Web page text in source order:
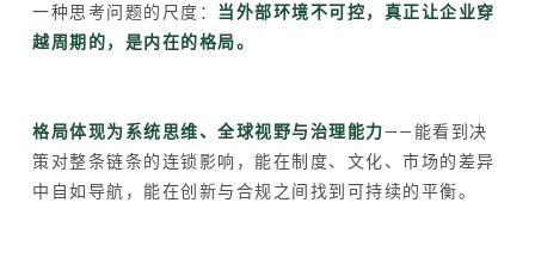
一种思考问题的尺度： 当外部环境不可控，真正让企业穿
越周期的，是内在的格局。
格局体现为系统思维、全球视野与治理能力——能看到决
策对整条链条的连锁影响，能在制度、文化、市场的差异
中自如导航，能在创新与合规之间找到可持续的平衡。